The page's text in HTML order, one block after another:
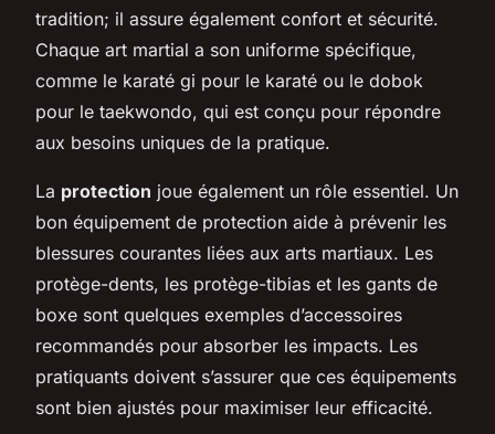
tradition; il assure également confort et sécurité.
Chaque art martial a son uniforme spécifique,
comme le karaté gi pour le karaté ou le dobok
pour le taekwondo, qui est conçu pour répondre
aux besoins uniques de la pratique.
La protection joue également un rôle essentiel. Un
bon équipement de protection aide à prévenir les
blessures courantes liées aux arts martiaux. Les
protège-dents, les protège-tibias et les gants de
boxe sont quelques exemples d’accessoires
recommandés pour absorber les impacts. Les
pratiquants doivent s’assurer que ces équipements
sont bien ajustés pour maximiser leur efficacité.